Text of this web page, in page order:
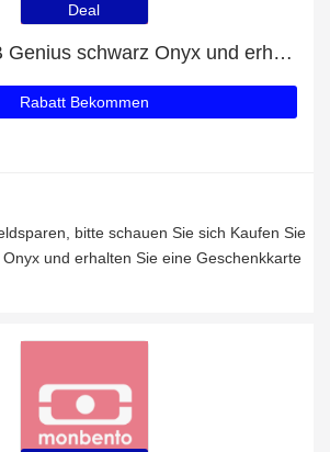
Deal
Kaufen Sie MB Genius schwarz Onyx und erhalten Sie eine Geschenkkarte
Rabatt Bekommen
bitte schauen Sie sich Kaufen Sie
und erhalten Sie eine Geschenkkarte